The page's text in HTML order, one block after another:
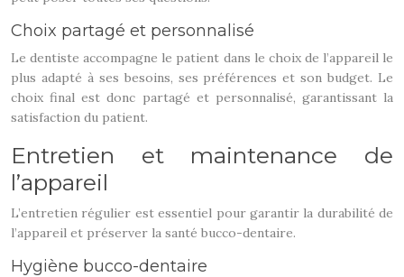
Choix partagé et personnalisé
Le dentiste accompagne le patient dans le choix de l’appareil le
plus adapté à ses besoins, ses préférences et son budget. Le
choix final est donc partagé et personnalisé, garantissant la
satisfaction du patient.
Entretien et maintenance de
l’appareil
L’entretien régulier est essentiel pour garantir la durabilité de
l’appareil et préserver la santé bucco-dentaire.
Hygiène bucco-dentaire